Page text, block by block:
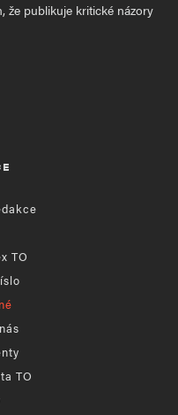
že publikuje kritické názory
TO
TO